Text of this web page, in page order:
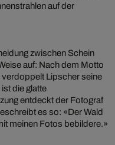
auf der
zwischen Schein
auf: Nach dem Motto
verdoppelt Lipscher seine
die glatte
entdeckt der Fotograf
es so: «Der Wald
meinen Fotos bebildere.»